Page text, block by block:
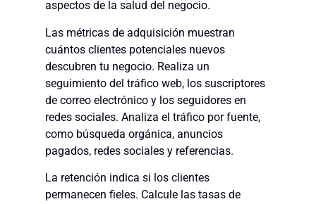
aspectos de la salud del negocio.
Las métricas de adquisición muestran
cuántos clientes potenciales nuevos
descubren tu negocio. Realiza un
seguimiento del tráfico web, los suscriptores
de correo electrónico y los seguidores en
redes sociales. Analiza el tráfico por fuente,
como búsqueda orgánica, anuncios
pagados, redes sociales y referencias.
La retención indica si los clientes
permanecen fieles. Calcule las tasas de